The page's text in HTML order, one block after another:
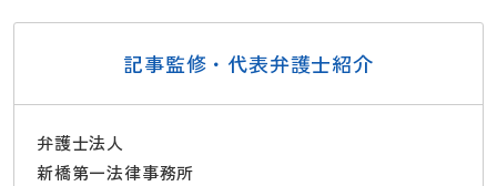
記事監修・代表弁護士紹介
弁護士法人
新橋第一法律事務所